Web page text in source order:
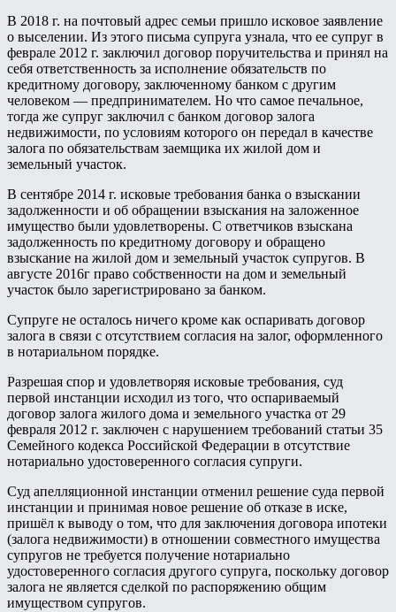
В 2018 г. на почтовый адрес семьи пришло исковое заявление
о выселении. Из этого письма супруга узнала, что ее супруг в
феврале 2012 г. заключил договор поручительства и принял на
себя ответственность за исполнение обязательств по
кредитному договору, заключенному банком с другим
человеком — предпринимателем. Но что самое печальное,
тогда же супруг заключил с банком договор залога
недвижимости, по условиям которого он передал в качестве
залога по обязательствам заемщика их жилой дом и
земельный участок.
В сентябре 2014 г. исковые требования банка о взыскании
задолженности и об обращении взыскания на заложенное
имущество были удовлетворены. С ответчиков взыскана
задолженность по кредитному договору и обращено
взыскание на жилой дом и земельный участок супругов. В
августе 2016г право собственности на дом и земельный
участок было зарегистрировано за банком.
Супруге не осталось ничего кроме как оспаривать договор
залога в связи с отсутствием согласия на залог, оформленного
в нотариальном порядке.
Разрешая спор и удовлетворяя исковые требования, суд
первой инстанции исходил из того, что оспариваемый
договор залога жилого дома и земельного участка от 29
февраля 2012 г. заключен с нарушением требований статьи 35
Семейного кодекса Российской Федерации в отсутствие
нотариально удостоверенного согласия супруги.
Суд апелляционной инстанции отменил решение суда первой
инстанции и принимая новое решение об отказе в иске,
пришёл к выводу о том, что для заключения договора ипотеки
(залога недвижимости) в отношении совместного имущества
супругов не требуется получение нотариально
удостоверенного согласия другого супруга, поскольку договор
залога не является сделкой по распоряжению общим
имуществом супругов.